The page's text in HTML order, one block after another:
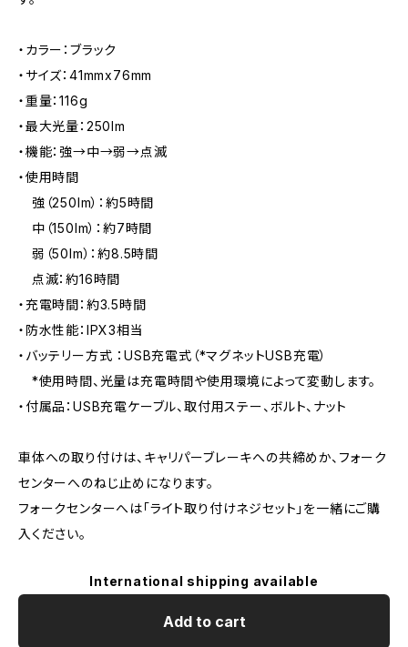
・カラー：ブラック
・サイズ：41mmx76mm
・重量：116g
・最⼤光量：250lm
・機能：強→中→弱→点滅
・使用時間
強（250lm）：約5時間
中（150lm）：約7時間
弱（50lm）：約8.5時間
点滅：約16時間
・充電時間：約3.5時間
・防⽔性能：IPX3相当
・バッテリー⽅式 ：USB充電式（*マグネットUSB充電）
*使⽤時間、光量は充電時間や使⽤環境によって変動します。
・付属品：USB充電ケーブル、取付用ステー、ボルト、ナット
車体への取り付けは、キャリパーブレーキへの共締めか、フォーク
センターへのねじ止めになります。
フォークセンターへは「ライト取り付けネジセット」を一緒にご購
入ください。
International shipping available
Add to cart